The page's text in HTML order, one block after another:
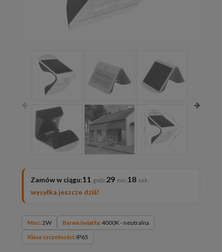
Zamów w ciągu:11 29 17
wysyłka jeszcze dziś!
Moc: 2W Barwa światła:4000K - neutralna
Klasa szczelności: IP65